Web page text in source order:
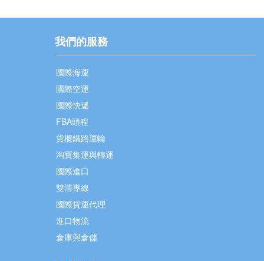
我們的服務
國際海運
國際空運
國際快遞
FBA頭程
貨櫃鐵路運輸
淘寶集運與轉運
國際進口
雙清專線
國際貨運代理
進口物流
倉庫與倉儲